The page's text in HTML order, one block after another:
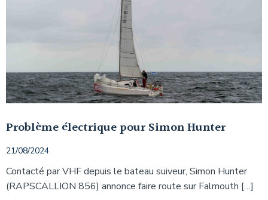
Problème électrique pour Simon Hunter
21/08/2024
Contacté par VHF depuis le bateau suiveur, Simon Hunter
(RAPSCALLION 856) annonce faire route sur Falmouth […]